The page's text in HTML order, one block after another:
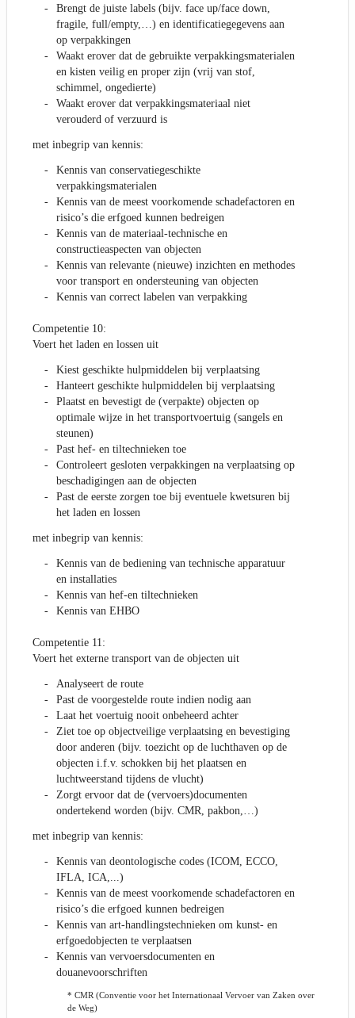
Brengt de juiste labels (bijv. face up/face down,
fragile, full/empty,…) en identificatiegegevens aan
op verpakkingen
Waakt erover dat de gebruikte verpakkingsmaterialen
en kisten veilig en proper zijn (vrij van stof,
schimmel, ongedierte)
Waakt erover dat verpakkingsmateriaal niet
verouderd of verzuurd is
met inbegrip van kennis:
Kennis van conservatiegeschikte
verpakkingsmaterialen
Kennis van de meest voorkomende schadefactoren en
risico’s die erfgoed kunnen bedreigen
Kennis van de materiaal-technische en
constructieaspecten van objecten
Kennis van relevante (nieuwe) inzichten en methodes
voor transport en ondersteuning van objecten
Kennis van correct labelen van verpakking
Competentie 10:
Voert het laden en lossen uit
Kiest geschikte hulpmiddelen bij verplaatsing
Hanteert geschikte hulpmiddelen bij verplaatsing
Plaatst en bevestigt de (verpakte) objecten op
optimale wijze in het transportvoertuig (sangels en
steunen)
Past hef- en tiltechnieken toe
Controleert gesloten verpakkingen na verplaatsing op
beschadigingen aan de objecten
Past de eerste zorgen toe bij eventuele kwetsuren bij
het laden en lossen
met inbegrip van kennis:
Kennis van de bediening van technische apparatuur
en installaties
Kennis van hef-en tiltechnieken
Kennis van EHBO
Competentie 11:
Voert het externe transport van de objecten uit
Analyseert de route
Past de voorgestelde route indien nodig aan
Laat het voertuig nooit onbeheerd achter
Ziet toe op objectveilige verplaatsing en bevestiging
door anderen (bijv. toezicht op de luchthaven op de
objecten i.f.v. schokken bij het plaatsen en
luchtweerstand tijdens de vlucht)
Zorgt ervoor dat de (vervoers)documenten
ondertekend worden (bijv. CMR, pakbon,…)
met inbegrip van kennis:
Kennis van deontologische codes (ICOM, ECCO,
IFLA, ICA,...)
Kennis van de meest voorkomende schadefactoren en
risico’s die erfgoed kunnen bedreigen
Kennis van art-handlingstechnieken om kunst- en
erfgoedobjecten te verplaatsen
Kennis van vervoersdocumenten en
douanevoorschriften
* CMR (Conventie voor het Internationaal Vervoer van Zaken over
de Weg)